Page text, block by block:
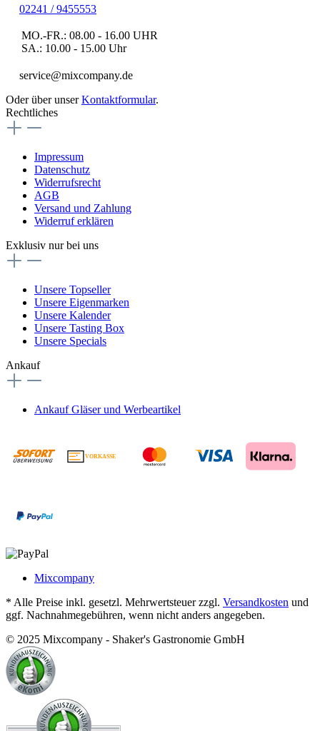
02241 / 9455553
MO.-FR.: 08.00 - 16.00 UHR
SA.: 10.00 - 15.00 Uhr
service@mixcompany.de
Oder über unserKontaktformular.
Rechtliches
Impressum
Datenschutz
Widerrufsrecht
AGB
Versand und Zahlung
Widerruf erklären
Exklusiv nur bei uns
Unsere Topseller
Unsere Eigenmarken
Unsere Kalender
Unsere Tasting Box
Unsere Specials
Ankauf
Ankauf Gläser und Werbeartikel
VORKASSE
Mixcompany
* Alle Preise inkl. gesetzl. Mehrwertsteuer zzgl. Versandkosten und
ggf. Nachnahmegebühren, wenn nicht anders angegeben.
© 2025 Mixcompany - Shaker's Gastronomie GmbH